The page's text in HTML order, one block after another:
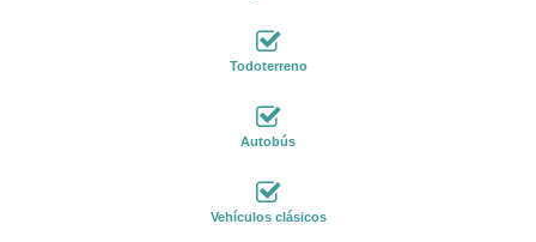
Todoterreno
Autobús
Vehículos clásicos